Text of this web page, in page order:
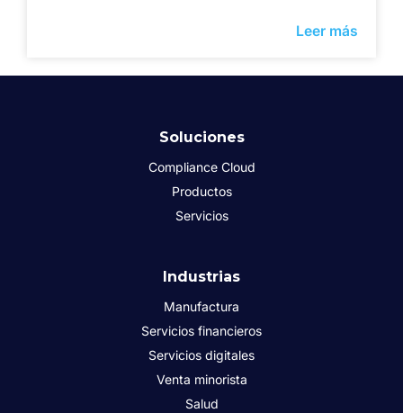
Leer más
Soluciones
Compliance Cloud
Productos
Servicios
Industrias
Manufactura
Servicios financieros
Servicios digitales
Venta minorista
Salud